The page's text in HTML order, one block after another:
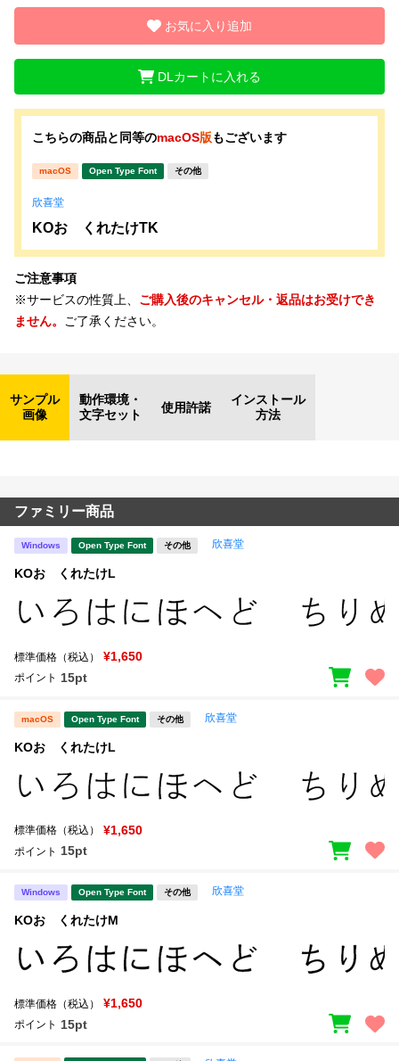
リセット 検索
お気に入り追加
DLカートに入れる
こちらの商品と同等のmacOS版もございます
macOS Open Type Font その他
欣喜堂
KOおゝくれたけTK
ご注意事項
※サービスの性質上、 ご購入後のキャンセル・返品はお受けでき
ません。 ご了承ください。
サンプル
画像
動作環境・
文字セット
使用許諾
インストール
方法
ファミリー商品
Windows Open Type Font その他 欣喜堂
KOおゝくれたけL
標準価格（税込） ¥1,650
ポイント 15pt
macOS Open Type Font その他 欣喜堂
KOおゝくれたけL
標準価格（税込） ¥1,650
ポイント 15pt
Windows Open Type Font その他 欣喜堂
KOおゝくれたけM
標準価格（税込） ¥1,650
ポイント 15pt